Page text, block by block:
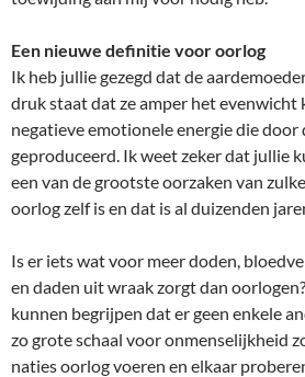
Een nieuwe definitie voor oorlog
Ik heb jullie gezegd dat de
druk staat dat ze amper het evenwicht
negatieve emotionele energie die
geproduceerd. Ik weet zeker dat jullie
een van de grootste oorzaken van
oorlog zelf is en dat is al duizenden
Is er iets wat voor meer doden,
en daden uit wraak zorgt dan
kunnen begrijpen dat er geen enkele
zo grote schaal voor onmenselijkheid
naties oorlog voeren en elkaar